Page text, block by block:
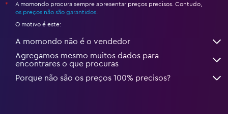
*
A momondo procura sempre apresentar preços precisos. Contudo,
os preços não são garantidos
O motivo é este:
A momondo não é o vendedor
Agregamos mesmo muitos dados para
encontrares o que procuras
Porque não são os preços 100% precisos?